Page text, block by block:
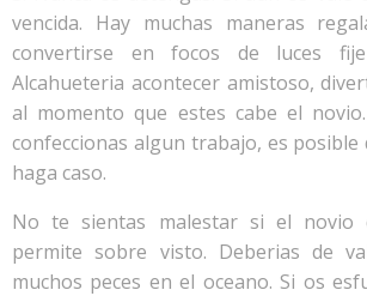
vencida. Hay muchas maneras
convertirse en focos de luces
Alcahueteria acontecer amistoso,
al momento que estes cabe el
confeccionas algun trabajo, es
haga caso.
No te sientas malestar si el
permite sobre visto. Deberias de
muchos peces en el oceano. Si os